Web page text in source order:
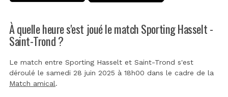
À quelle heure s'est joué le match Sporting Hasselt -
Saint-Trond ?
Le match entre Sporting Hasselt et Saint-Trond s'est
déroulé le samedi 28 juin 2025 à 18h00 dans le cadre de la
Match amical.